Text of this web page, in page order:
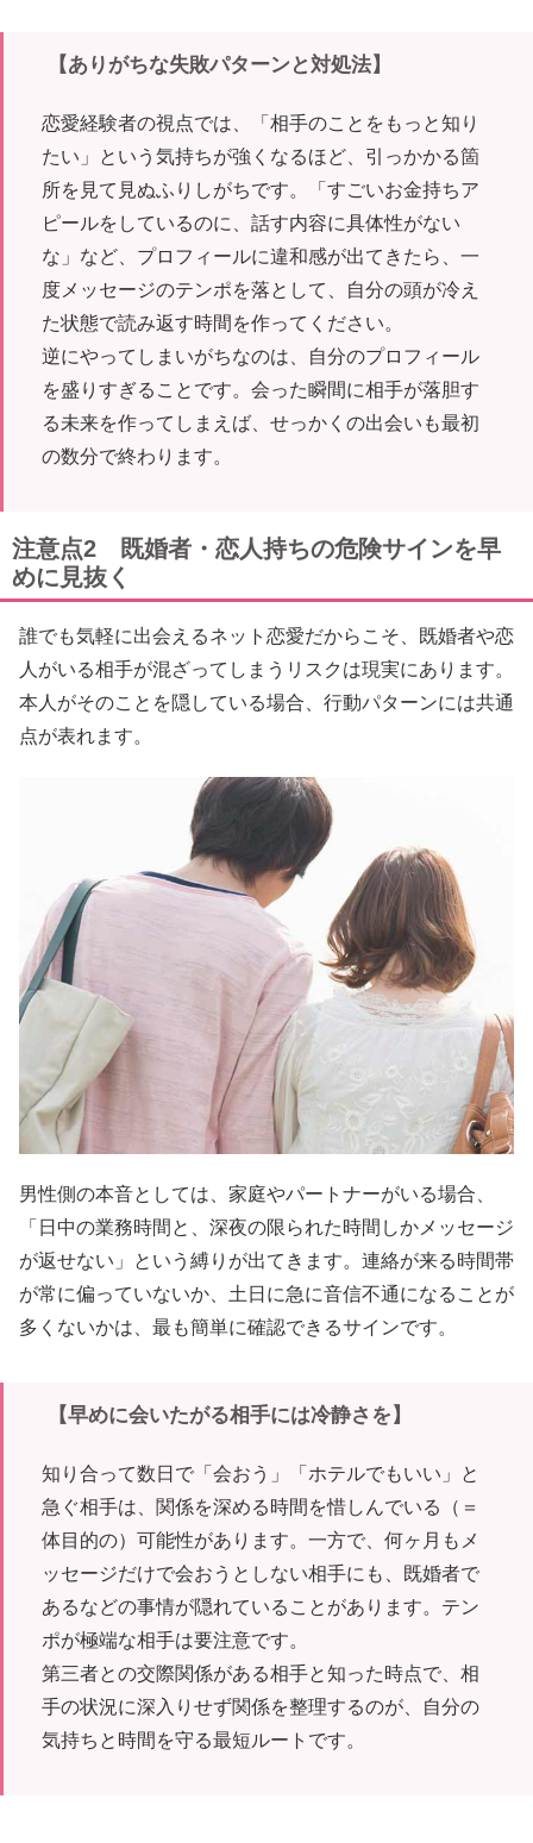
【ありがちな失敗パターンと対処法】
恋愛経験者の視点では、「相手のことをもっと知り
たい」という気持ちが強くなるほど、引っかかる箇
所を見て見ぬふりしがちです。「すごいお金持ちア
ピールをしているのに、話す内容に具体性がない
な」など、プロフィールに違和感が出てきたら、一
度メッセージのテンポを落として、自分の頭が冷え
た状態で読み返す時間を作ってください。
逆にやってしまいがちなのは、自分のプロフィール
を盛りすぎることです。会った瞬間に相手が落胆す
る未来を作ってしまえば、せっかくの出会いも最初
の数分で終わります。
注意点2 既婚者・恋人持ちの危険サインを早
めに見抜く
誰でも気軽に出会えるネット恋愛だからこそ、既婚者や恋
人がいる相手が混ざってしまうリスクは現実にあります。
本人がそのことを隠している場合、行動パターンには共通
点が表れます。
男性側の本音としては、家庭やパートナーがいる場合、
「日中の業務時間と、深夜の限られた時間しかメッセージ
が返せない」という縛りが出てきます。連絡が来る時間帯
が常に偏っていないか、土日に急に音信不通になることが
多くないかは、最も簡単に確認できるサインです。
【早めに会いたがる相手には冷静さを】
知り合って数日で「会おう」「ホテルでもいい」と
急ぐ相手は、関係を深める時間を惜しんでいる（＝
体目的の）可能性があります。一方で、何ヶ月もメ
ッセージだけで会おうとしない相手にも、既婚者で
あるなどの事情が隠れていることがあります。テン
ポが極端な相手は要注意です。
第三者との交際関係がある相手と知った時点で、相
手の状況に深入りせず関係を整理するのが、自分の
気持ちと時間を守る最短ルートです。